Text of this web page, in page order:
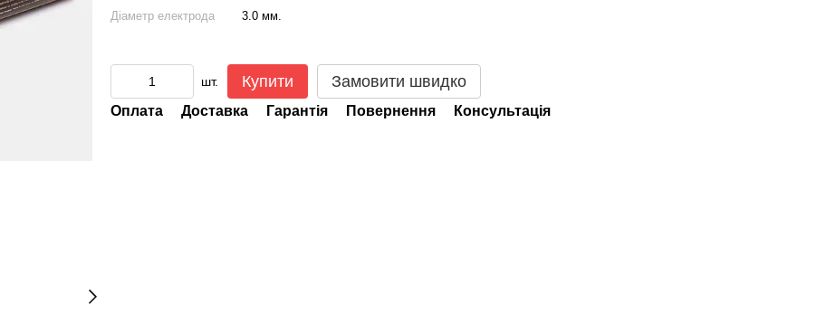
Діаметр електрода 3.0 мм.
шт. Купити Замовити швидко
Оплата Доставка Гарантія Повернення Консультація